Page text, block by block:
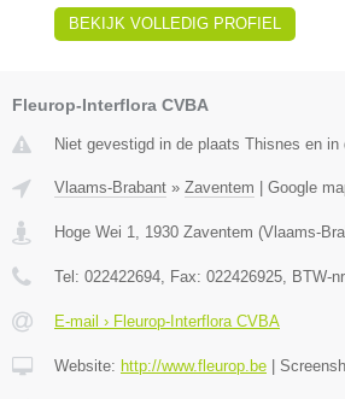
BEKIJK VOLLEDIG PROFIEL
Fleurop-Interflora CVBA
Niet gevestigd in de plaats Thisnes en in
Vlaams-Brabant » Zaventem Google
Hoge Wei 1, 1930 Zaventem (Vlaams-
Tel: 022422694, Fax: 022426925, BTW-
E-mail › Fleurop-Interflora CVBA
Website: http://www.fleurop.be